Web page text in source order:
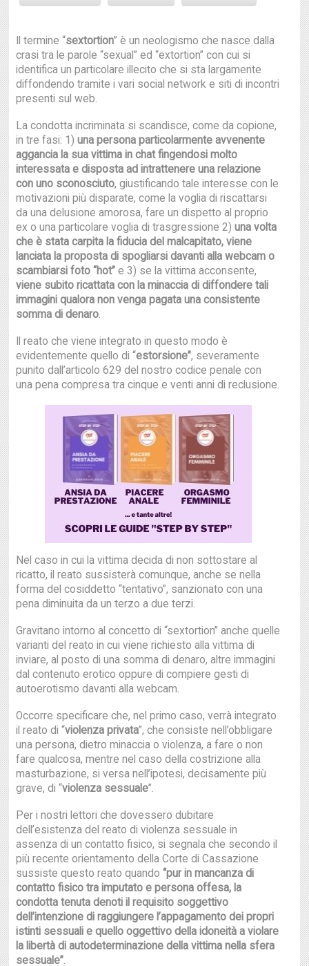
Il termine “sextortion” è un neologismo che nasce dalla
crasi tra le parole “sexual” ed “extortion” con cui si
identifica un particolare illecito che si sta largamente
diffondendo tramite i vari social network e siti di incontri
presenti sul web.
La condotta incriminata si scandisce, come da copione,
in tre fasi: 1)una persona particolarmente avvenente
aggancia la sua vittima in chat fingendosi molto
interessata e disposta ad intrattenere una relazione
con uno sconosciuto, giustificando tale interesse con le
motivazioni più disparate, come la voglia di riscattarsi
da una delusione amorosa, fare un dispetto al proprio
ex o una particolare voglia di trasgressione 2)una volta
che è stata carpita la fiducia del malcapitato, viene
lanciata la proposta di spogliarsi davanti alla webcam o
scambiarsi foto “hot” e 3) se la vittima acconsente,
viene subito ricattata con la minaccia di diffondere tali
immagini qualora non venga pagata una consistente
somma di denaro.
Il reato che viene integrato in questo modo è
evidentemente quello di “estorsione”, severamente
punito dall’articolo 629 del nostro codice penale con
una pena compresa tra cinque e venti anni di reclusione.
Nel caso in cui la vittima decida di non sottostare al
ricatto, il reato sussisterà comunque, anche se nella
forma del cosiddetto “tentativo”, sanzionato con una
pena diminuita da un terzo a due terzi.
Gravitano intorno al concetto di “sextortion” anche quelle
varianti del reato in cui viene richiesto alla vittima di
inviare, al posto di una somma di denaro, altre immagini
dal contenuto erotico oppure di compiere gesti di
autoerotismo davanti alla webcam.
Occorre specificare che, nel primo caso, verrà integrato
il reato di “violenza privata”, che consiste nell’obbligare
una persona, dietro minaccia o violenza, a fare o non
fare qualcosa, mentre nel caso della costrizione alla
masturbazione, si versa nell’ipotesi, decisamente più
grave, di “violenza sessuale”.
Per i nostri lettori che dovessero dubitare
dell’esistenza del reato di violenza sessuale in
assenza di un contatto fisico, si segnala che secondo il
più recente orientamento della Corte di Cassazione
sussiste questo reato quando“pur in mancanza di
contatto fisico tra imputato e persona offesa, la
condotta tenuta denoti il requisito soggettivo
dell’intenzione di raggiungere l’appagamento dei propri
istinti sessuali e quello oggettivo della idoneità a violare
la libertà di autodeterminazione della vittima nella sfera
sessuale”.